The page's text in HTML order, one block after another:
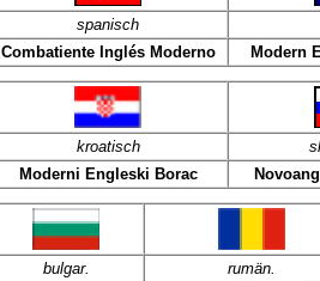
spanisch
Combatiente Inglés Moderno
Modern
kroatisch
Moderni Engleski Borac
bulgar.
rumän.